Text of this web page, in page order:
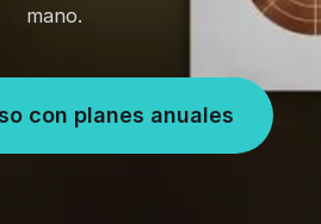
mano.
con planes anuales